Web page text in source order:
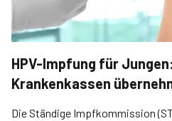
HPV-Impfung für
Krankenkassen
Die Ständige Impfkommission